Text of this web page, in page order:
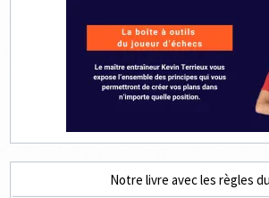
Notre livre avec les règles